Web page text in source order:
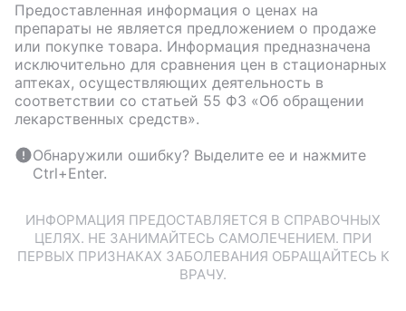
Предоставленная информация о ценах на
препараты не является предложением о продаже
или покупке товара. Информация предназначена
исключительно для сравнения цен в стационарных
аптеках, осуществляющих деятельность в
соответствии со статьей 55 ФЗ «Об обращении
лекарственных средств».
Обнаружили ошибку? Выделите ее и нажмите
Ctrl+Enter.
ИНФОРМАЦИЯ ПРЕДОСТАВЛЯЕТСЯ В СПРАВОЧНЫХ
ЦЕЛЯХ. НЕ ЗАНИМАЙТЕСЬ САМОЛЕЧЕНИЕМ. ПРИ
ПЕРВЫХ ПРИЗНАКАХ ЗАБОЛЕВАНИЯ ОБРАЩАЙТЕСЬ К
ВРАЧУ.